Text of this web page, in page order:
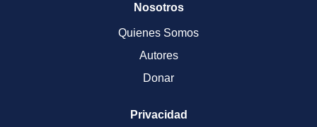
Nosotros
Quienes Somos
Autores
Donar
Privacidad